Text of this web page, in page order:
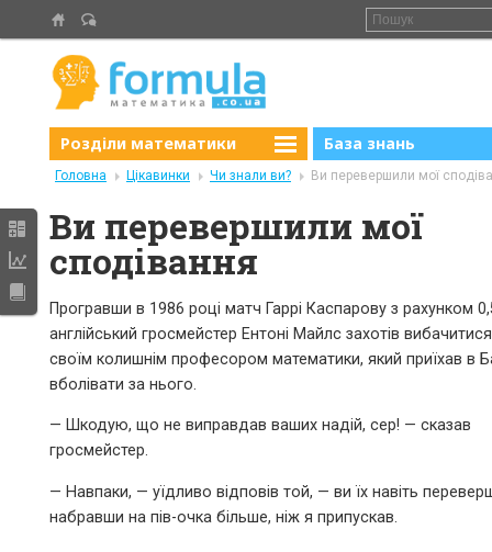
Розділи математики База знань
Головна Цікавинки Чи знали ви? Ви перевершили мої
Ви перевершили мої
сподівання
Програвши в 1986 році матч Гаррі Каспарову з рахунком
англійський гросмейстер Ентоні Майлс захотів
своїм колишнім професором математики, який приїхав в
вболівати за нього.
— Шкодую, що не виправдав ваших надій, сер! — сказав
гросмейстер.
— Навпаки, — уїдливо відповів той, — ви їх навіть
набравши на пів-очка більше, ніж я припускав.